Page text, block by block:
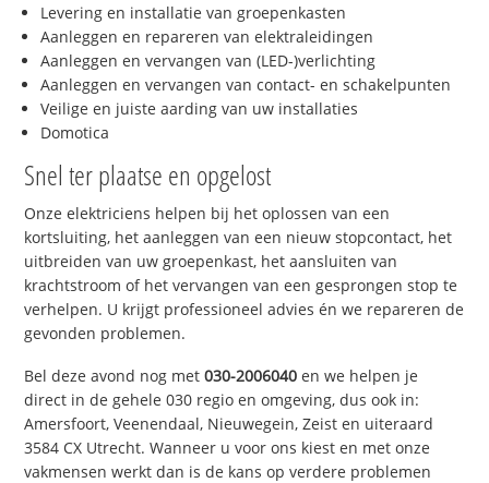
Levering en installatie van groepenkasten
Aanleggen en repareren van elektraleidingen
Aanleggen en vervangen van (LED-)verlichting
Aanleggen en vervangen van contact- en schakelpunten
Veilige en juiste aarding van uw installaties
Domotica
Snel ter plaatse en opgelost
Onze elektriciens helpen bij het oplossen van een
kortsluiting, het aanleggen van een nieuw stopcontact, het
uitbreiden van uw groepenkast, het aansluiten van
krachtstroom of het vervangen van een gesprongen stop te
verhelpen. U krijgt professioneel advies én we repareren de
gevonden problemen.
Bel deze avond nog met030-2006040 en we helpen je
direct in de gehele 030 regio en omgeving, dus ook in:
Amersfoort, Veenendaal, Nieuwegein, Zeist en uiteraard
3584 CX Utrecht. Wanneer u voor ons kiest en met onze
vakmensen werkt dan is de kans op verdere problemen